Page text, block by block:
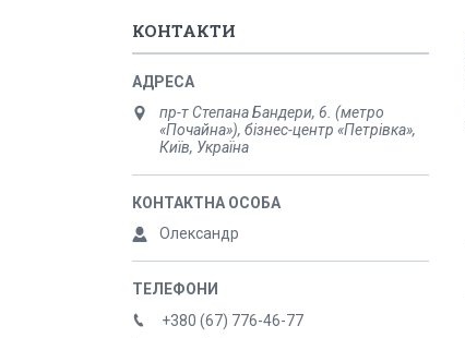
КОНТАКТИ
пр-т Степана Бандери, 6. (метро
«Почайна»), бізнес-центр «Петрівка»,
Київ, Україна
Олександр
+380 (67) 776-46-77